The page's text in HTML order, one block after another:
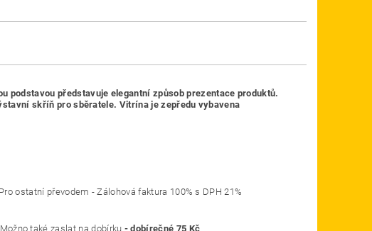
podstavou představuje elegantní způsob prezentace produktů.
skříň pro sběratele. Vitrína je zepředu vybavena
Pro ostatní převodem - Zálohová faktura 100% s DPH 21%
Možno také zaslat na dobírku - dobírečné 75 Kč